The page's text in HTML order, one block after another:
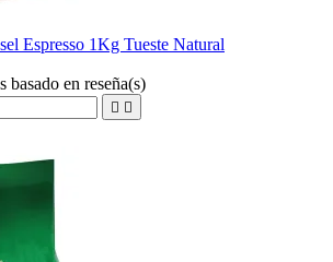
Espresso 1Kg Tueste Natural
basado en reseña(s)
 